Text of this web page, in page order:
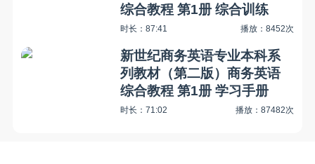
综合教程 第1册 综合训练
时长：87:41 播放：8452次
新世纪商务英语专业本科系
列教材（第二版）商务英语
综合教程 第1册 学习手册
时长：71:02 播放：87482次